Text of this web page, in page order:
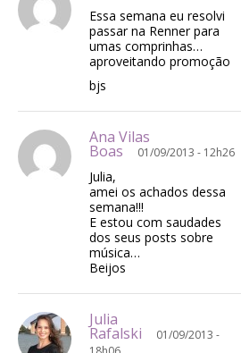
Essa semana eu resolvi
passar na Renner para
umas comprinhas…
aproveitando promoção
bjs
Ana Vilas
Boas 01/09/2013 - 12h26
Julia,
amei os achados dessa
semana!!!
E estou com saudades
dos seus posts sobre
música…
Beijos
Julia
Rafalski
01/09/2013 -